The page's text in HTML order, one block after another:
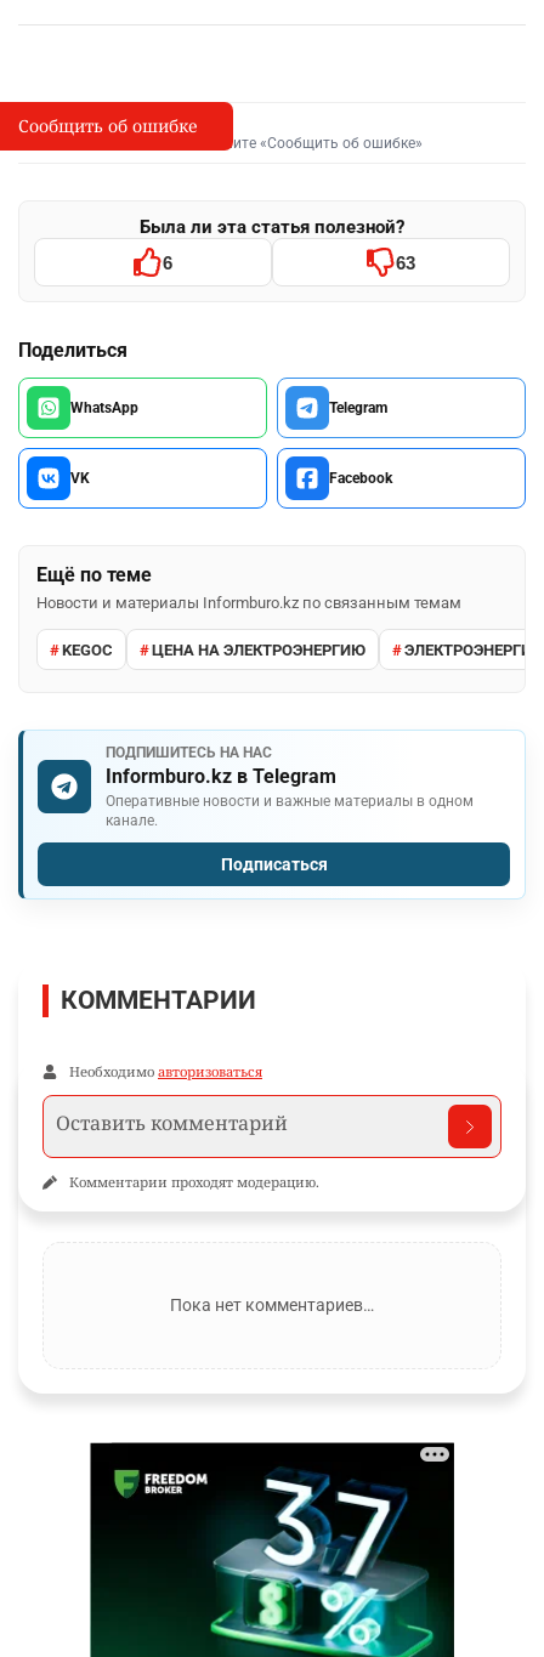
I
Сообщить об опечатке
Выделите фрагмент и нажмите «Сообщить об ошибке»
Была ли эта статья полезной?
6 63
Поделиться
WhatsApp Telegram
VK Facebook
Ещё по теме
Новости и материалы Informburo.kz по связанным темам
KEGOC ЦЕНА НА ЭЛЕКТРОЭНЕРГИЮ ЭЛЕКТРОЭНЕРГИЯ
ПОДПИШИТЕСЬ НА НАС
Informburo.kz в Telegram
Оперативные новости и важные материалы в одном
канале.
Подписаться
Сообщить об ошибке
КОММЕНТАРИИ
Необходимо авторизоваться
Комментарии проходят модерацию.
Пока нет комментариев…